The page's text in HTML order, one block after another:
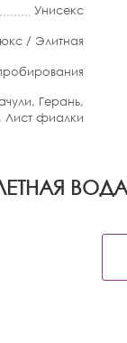
Унисекс
/ Элитная
Герань,
фиалки
ВОДА